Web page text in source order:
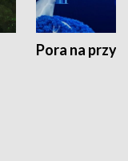
Pora na